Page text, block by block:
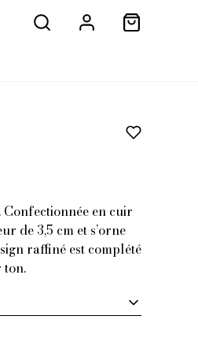
Confectionnée en cuir
de 3,5 cm et s’orne
raffiné est complété
ton.